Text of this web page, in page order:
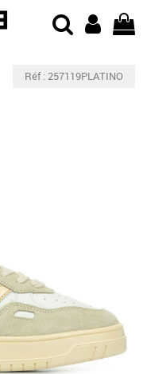
Réf : 257119PLATINO